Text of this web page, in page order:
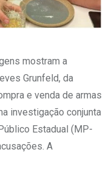
mostram a
Grunfeld, da
e venda de armas
investigação conjunta
Estadual (MP-
A